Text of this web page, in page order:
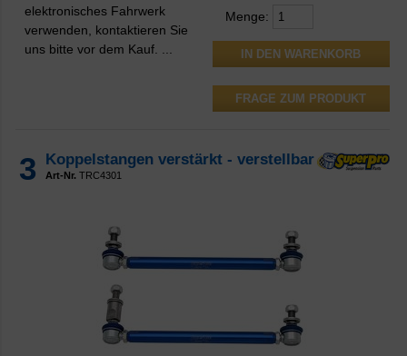
Menge:
FRAGE ZUM PRODUKT
elektronisches Fahrwerk
verwenden, kontaktieren Sie
uns bitte vor dem Kauf. ...
3 Koppelstangen verstärkt - verstellbar
Art-Nr. TRC4301